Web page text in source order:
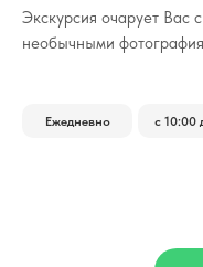
Экскурсия очарует Вас
необычными
Ежедневно с 10:00